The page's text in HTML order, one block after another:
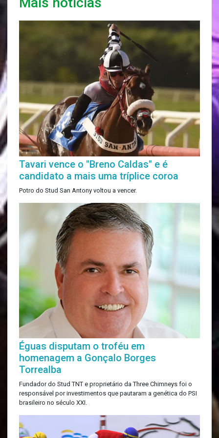
Tavari vence o "Breno Caldas" e é
candidato a mais uma tríplice coroa
Potro do Stud San Antony voltou a vencer.
Éguas disputam o troféu em
homenagem a Gonçalo Borges
Torrealba
Fundador do Stud TNT e proprietário da Three Chimneys foi o
responsável por investimentos que pautaram a genética do PSI
brasileiro no século XXI.